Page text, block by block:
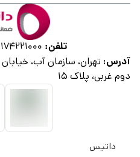
تلفن:
آدرس: تهران، سازمان آب،
دوم غربی، پلاک ۱۵
داتیس